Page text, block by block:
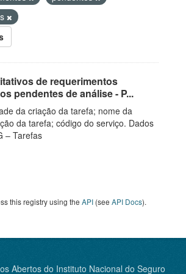
de requerimentos
pendentes de análise - P...
da criação da tarefa; nome da
da tarefa; código do serviço. Dados
– Tarefas
this registry using the API (see API Docs).
Abertos do Instituto Nacional do Seguro